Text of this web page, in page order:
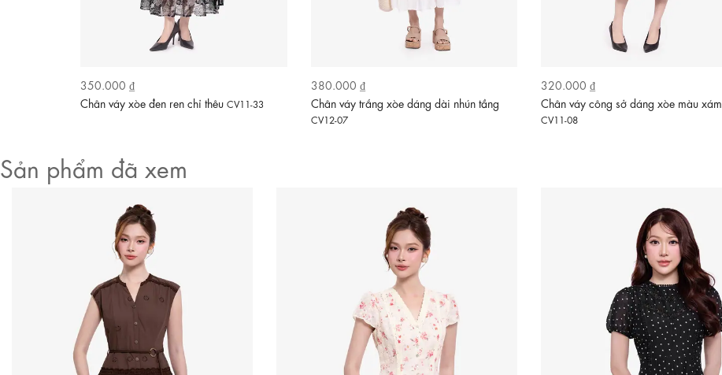
350.000 ₫
Chân váy xòe đen ren chỉ thêu CV11-33
380.000 ₫
Chân váy trắng xòe dáng dài nhún tầng
CV12-07
320.000 ₫
Chân váy công sở dáng xòe màu xám
CV11-08
Sản phẩm đã xem